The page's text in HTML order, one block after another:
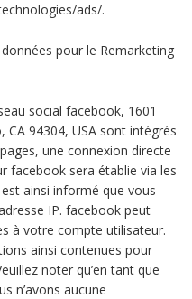
ads/.
pour le Remarketing
social facebook, 1601
CA 94304, USA sont intégrés
une connexion directe
facebook sera établie via les
ainsi informé que vous
IP. facebook peut
à votre compte utilisateur.
ainsi contenues pour
noter qu’en tant que
n’avons aucune